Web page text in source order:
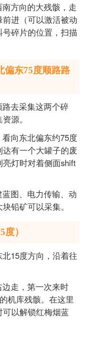
方向的大残骸，走
进（可以激活被动
碎片的位置，扫描
偏东75度顺路路
去采集这两个碎
源。
向东北偏东约75度
有一个大罐子的废
灯时对着侧面shift
图、电力传输、动
铅矿可以采集。
）
15度方向，沿着往
走，第一次来时
机库残骸。在这里
以解锁红梅烟蓝